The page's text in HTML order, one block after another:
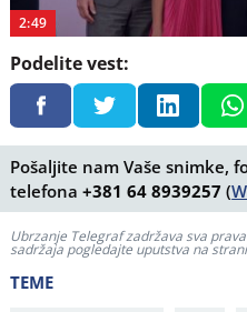
2:49
Podelite vest:
Pošaljite nam Vaše snimke,
telefona+381 64 8939257 (
Ubrzanje Telegraf zadržava sva
sadržaja pogledajte uputstva na
TEME